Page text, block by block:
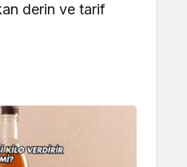
derin ve tarif